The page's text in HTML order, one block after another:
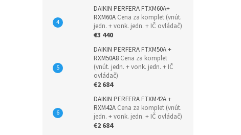
DAIKIN PERFERA FTXM60A+
RXM60A Cena za komplet (vnút.
jedn. + vonk. jedn. + IČ ovládač)
€3 440
DAIKIN PERFERA FTXM50A +
RXM50A8 Cena za komplet
(vnút. jedn. + vonk. jedn. + IČ
ovládač)
€2 684
DAIKIN PERFERA FTXM42A +
RXM42A Cena za komplet (vnút.
jedn. + vonk. jedn. + IČ ovládač)
€2 684